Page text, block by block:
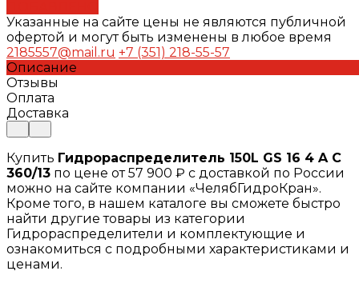
Указанные на сайте цены не являются публичной
офертой и могут быть изменены в любое время
2185557@mail.ru +7 (351) 218-55-57
Описание
Отзывы
Оплата
Доставка
Купить Гидрораспределитель 150L GS 16 4 A C
360/13 по цене от 57 900 ₽ с доставкой по России
можно на сайте компании «ЧелябГидроКран».
Кроме того, в нашем каталоге вы сможете быстро
найти другие товары из категории
Гидрораспределители и комплектующие и
ознакомиться с подробными характеристиками и
ценами.